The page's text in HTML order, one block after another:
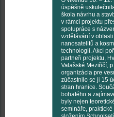
úspěšně
škola návrhu a
v rámci projektu
spolupráce s
vzdělávání v oblasti
nanosatelitů a
technologií. Akci
partneři projektu,
Valašské Meziříčí,
organizácia pre
zúčastnilo se ji 15
stran hranice.
bohatého a
byly nejen
semináře, praktické